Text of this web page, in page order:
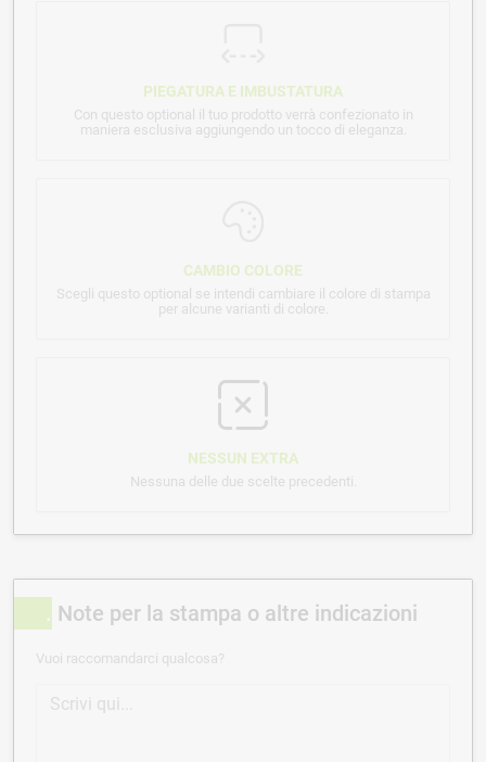
PIEGATURA E IMBUSTATURA
Con questo optional il tuo prodotto verrà confezionato in
maniera esclusiva aggiungendo un tocco di eleganza.
CAMBIO COLORE
Scegli questo optional se intendi cambiare il colore di stampa
per alcune varianti di colore.
NESSUN EXTRA
Nessuna delle due scelte precedenti.
Note per la stampa o altre indicazioni
Vuoi raccomandarci qualcosa?